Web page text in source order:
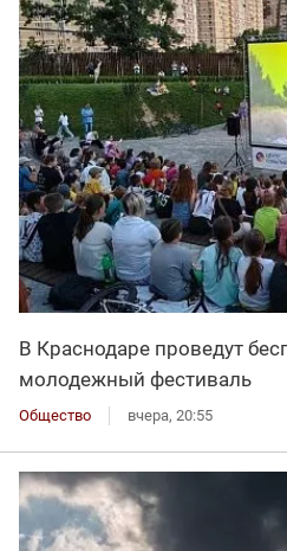
В Краснодаре проведут
молодежный фестиваль
Общество вчера, 20:55